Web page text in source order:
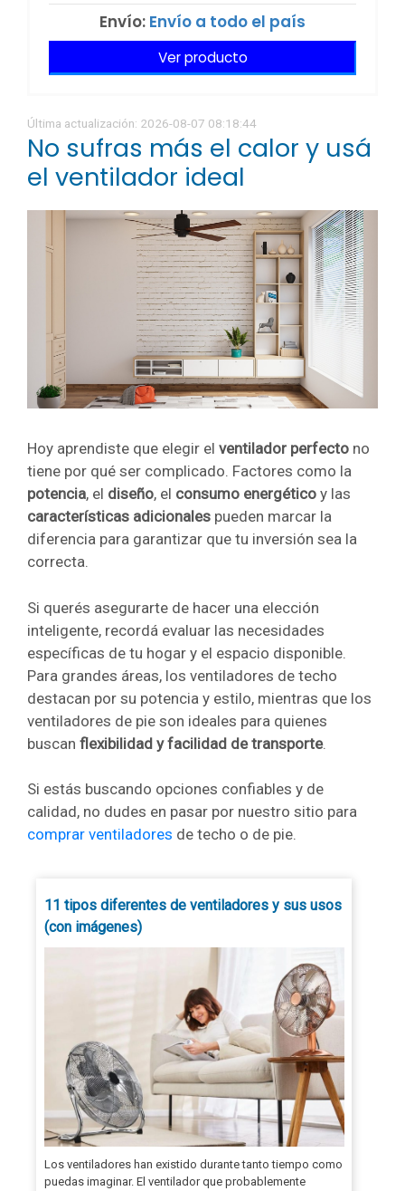
Envío: Envío a todo el país
Ver producto
Última actualización: 2026-08-07 08:18:44
No sufras más el calor y usá
el ventilador ideal
Hoy aprendiste que elegir el ventilador perfecto no
tiene por qué ser complicado. Factores como la
potencia, el diseño, el consumo energético y las
características adicionales pueden marcar la
diferencia para garantizar que tu inversión sea la
correcta.
Si querés asegurarte de hacer una elección
inteligente, recordá evaluar las necesidades
específicas de tu hogar y el espacio disponible.
Para grandes áreas, los ventiladores de techo
destacan por su potencia y estilo, mientras que los
ventiladores de pie son ideales para quienes
buscan flexibilidad y facilidad de transporte.
Si estás buscando opciones confiables y de
calidad, no dudes en pasar por nuestro sitio para
comprar ventiladores de techo o de pie.
11 tipos diferentes de ventiladores y sus usos
(con imágenes)
Los ventiladores han existido durante tanto tiempo como
puedas imaginar. El ventilador que probablemente